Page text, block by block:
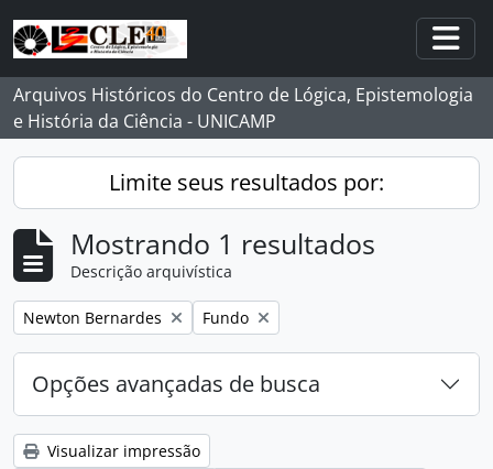
Skip to main content
Arquivos Históricos do Centro de Lógica, Epistemologia
e História da Ciência - UNICAMP
Limite seus resultados por:
Mostrando 1 resultados
Descrição arquivística
Remover filtro:
Newton Bernardes Remover filtro:
Fundo
Opções avançadas de busca
Visualizar impressão